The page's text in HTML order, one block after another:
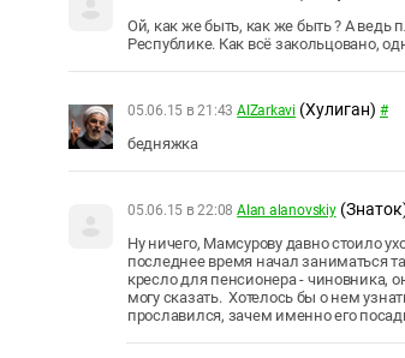
Ой, как же быть, как же быть ? А ведь
Республике. Как всё закольцовано,
05.06.15 в 21:43 AlZarkavi (Хулиган) #
бедняжка
05.06.15 в 22:08 Alan alanovskiy
Ну ничего, Мамсурову давно стоило
последнее время начал заниматься
кресло для пенсионера - чиновника,
могу сказать. Хотелось бы о нем
прославился, зачем именно его